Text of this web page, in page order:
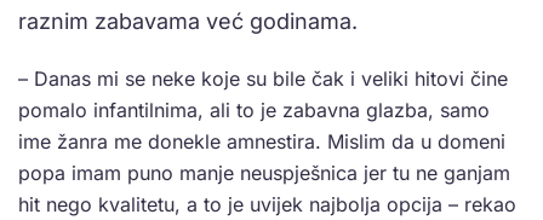
raznim zabavama već godinama.
– Danas mi se neke koje su bile čak i veliki hitovi čine
pomalo infantilnima, ali to je zabavna glazba, samo
ime žanra me donekle amnestira. Mislim da u domeni
popa imam puno manje neuspješnica jer tu ne ganjam
hit nego kvalitetu, a to je uvijek najbolja opcija – rekao